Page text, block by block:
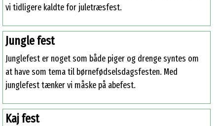
vi tidligere kaldte for juletræsfest.
Jungle fest
Junglefest er noget som både piger og drenge syntes om
at have som tema til børnefødselsdagsfesten. Med
junglefest tænker vi måske på abefest.
Kaj fest